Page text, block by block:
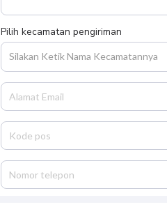
Pilih kecamatan pengiriman
Silakan Ketik Nama Kecamatannya